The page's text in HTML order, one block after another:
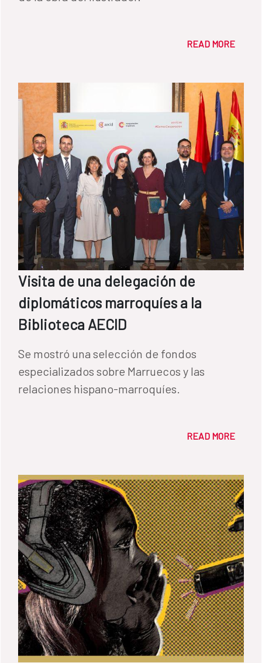
READ MORE
Visita de una delegación de
diplomáticos marroquíes a la
Biblioteca AECID
Se mostró una selección de fondos
especializados sobre Marruecos y las
relaciones hispano-marroquíes.
READ MORE